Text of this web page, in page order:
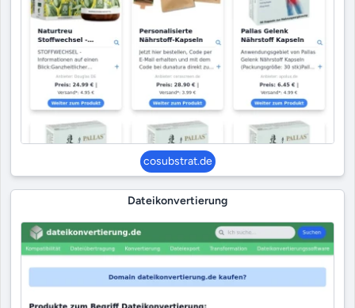
cosubstrat.de
Dateikonvertierung